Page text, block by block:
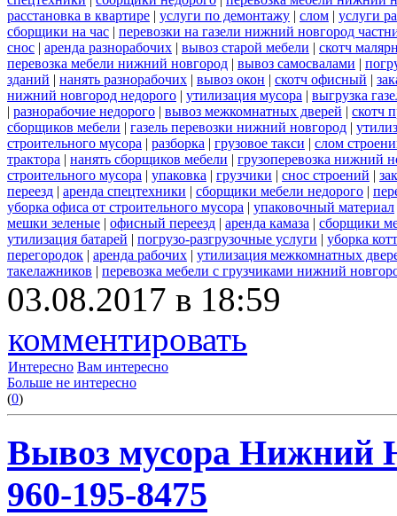
расстановка в квартире | услуги по демонтажу | слом | услуги
сборщики на час | перевозки на газели нижний новгород
снос | аренда разнорабочих | вывоз старой мебели | скотч
перевозка мебели нижний новгород | вывоз самосвалами |
зданий | нанять разнорабочих | вывоз окон | скотч офисный |
нижний новгород недорого | утилизация мусора | выгрузка
| разнорабочие недорого | вывоз межкомнатных дверей | скотч
сборщиков мебели | газель перевозки нижний новгород |
строительного мусора | разборка | грузовое такси | слом
трактора | нанять сборщиков мебели | грузоперевозка нижний
строительного мусора | упаковка | грузчики | снос строений |
переезд | аренда спецтехники | сборщики мебели недорого |
уборка офиса от строительного мусора | упаковочный материал
мешки зеленые | офисный переезд | аренда камаза | сборщики
утилизация батарей | погрузо-разгрузочные услуги | уборка
перегородок | аренда рабочих | утилизация межкомнатных
такелажников | перевозка мебели с грузчиками нижний
03.08.2017 в 18:59
комментировать
Интересно Вам интересно
Больше не интересно
(0)
Вывоз мусора Нижний
960-195-8475